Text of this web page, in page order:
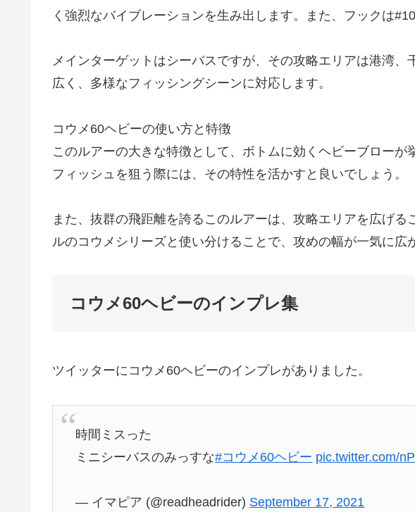
く強烈なバイブレーションを生み出します。また、フックは
メインターゲットはシーバスですが、その攻略エリアは港湾、
広く、多様なフィッシングシーンに対応します。
コウメ60ヘビーの使い方と特徴
このルアーの大きな特徴として、ボトムに効くヘビーブローが
フィッシュを狙う際には、その特性を活かすと良いでしょう。
また、抜群の飛距離を誇るこのルアーは、攻略エリアを広げる
ルのコウメシリーズと使い分けることで、攻めの幅が一気に広
コウメ60ヘビーのインプレ集
ツイッターにコウメ60ヘビーのインプレがありました。
時間ミスった
ミニシーバスのみっすな#コウメ60ヘビー pic.twitter.com/
— イマピア (@readheadrider) September 17, 2021